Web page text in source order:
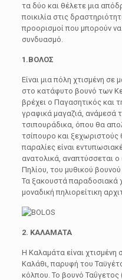
τα δύο και θέλετε μια
ποικιλία στις
προορισμοί που μπορούν
συνδυασμό.
1.ΒΟΛΟΣ
Είναι μια πόλη χτισμένη σε
στο κατάφυτο βουνό των
βρέχει ο Παγασητικός και
γραφικά μαγαζιά, ανάμεσά
τσιπουράδικα, όπου θα
τσίπουρο και ξεχωριστούς
παραλίες είναι
ανατολικά, αναπτύσσεται ο
Πηλίου, του μυθικού
Τα ξακουστά παραδοσιακά
μοναδική πηλιορείτικη
2. ΚΑΛΑΜΑΤΑ
Η Καλαμάτα είναι
Καλάθι, παρυφή του
κόλπου. Το βουνό Ταΰγετος